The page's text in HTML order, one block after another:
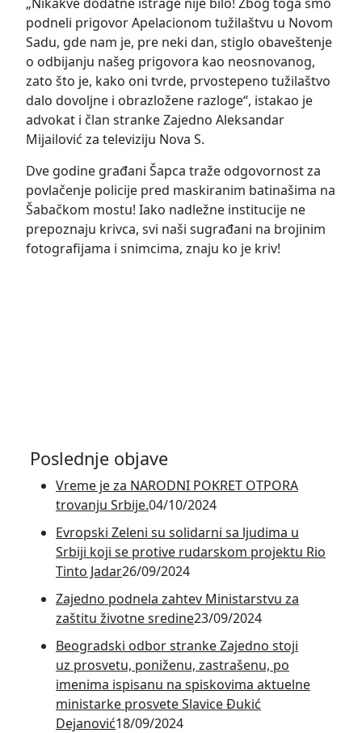
podneli prigovor Apelacionom tužilaštvu u Novom
Sadu, gde nam je, pre neki dan, stiglo obaveštenje
o odbijanju našeg prigovora kao neosnovanog,
zato što je, kako oni tvrde, prvostepeno tužilaštvo
dalo dovoljne i obrazložene razloge“, istakao je
advokat i član stranke Zajedno Aleksandar
Mijailović za televiziju Nova S.
Dve godine građani Šapca traže odgovornost za
povlačenje policije pred maskiranim batinašima na
Šabačkom mostu! Iako nadležne institucije ne
prepoznaju krivca, svi naši sugrađani na brojinim
fotografijama i snimcima, znaju ko je kriv!
Poslednje objave
Vreme je za NARODNI POKRET OTPORA
trovanju Srbije.04/10/2024
Evropski Zeleni su solidarni sa ljudima u
Srbiji koji se protive rudarskom projektu Rio
Tinto Jadar26/09/2024
Zajedno podnela zahtev Ministarstvu za
zaštitu životne sredine23/09/2024
Beogradski odbor stranke Zajedno stoji
uz prosvetu, poniženu, zastrašenu, po
imenima ispisanu na spiskovima aktuelne
ministarke prosvete Slavice Đukić
Dejanović18/09/2024